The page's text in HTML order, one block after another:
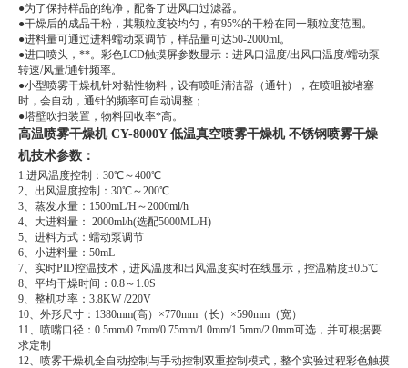
●为了保持样品的纯净，配备了进风口过滤器。
●干燥后的成品干粉，其颗粒度较均匀，有95%的干粉在同一颗粒度范围。
●进料量可通过进料蠕动泵调节，样品量可达50-2000ml。
●进口喷头，**。彩色LCD触摸屏参数显示：进风口温度/出风口温度/蠕动泵
转速/风量/通针频率。
●小型喷雾干燥机针对黏性物料，设有喷咀清洁器（通针），在喷咀被堵塞
时，会自动，通针的频率可自动调整；
●塔壁吹扫装置，物料回收率*高。
高温喷雾干燥机 CY-8000Y 低温真空喷雾干燥机 不锈钢喷雾干燥
机技术参数：
1.进风温度控制：30℃～400℃
2、出风温度控制：30℃～200℃
3、蒸发水量：1500mL/H～2000ml/h
4、大进料量： 2000ml/h(选配5000ML/H)
5、进料方式：蠕动泵调节
6、小进料量：50mL
7、实时PID控温技术，进风温度和出风温度实时在线显示，控温精度±0.5℃
8、平均干燥时间：0.8～1.0S
9、整机功率：3.8KW /220V
10、外形尺寸：1380mm(高）×770mm（长）×590mm（宽）
11、喷嘴口径：0.5mm/0.7mm/0.75mm/1.0mm/1.5mm/2.0mm可选，并可根据要
求定制
12、喷雾干燥机全自动控制与手动控制双重控制模式，整个实验过程彩色触摸